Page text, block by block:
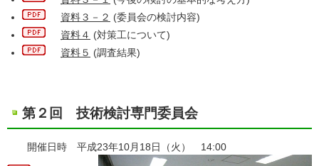
資料３－２ (委員会の検討内容)
資料４ (対策工について)
資料５ (調査結果)
第２回 技術検討専門委員会
開催日時 平成23年10月18日（火） 14:00